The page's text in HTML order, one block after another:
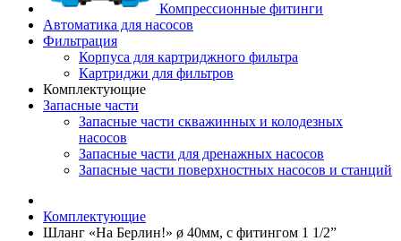
Компрессионные фитинги
Автоматика для насосов
Фильтрация
Корпуса для картриджного фильтра
Картриджи для фильтров
Комплектующие
Запасные части
Запасные части скважинных и колодезных
насосов
Запасные части для дренажных насосов
Запасные части поверхностных насосов и станций
Комплектующие
Шланг «На Берлин!» ø 40мм, с фитингом 1 1/2”